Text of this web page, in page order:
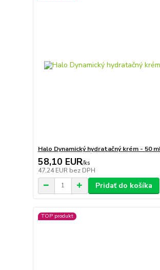
Halo Dynamický hydratačný krém - 50
58,10 EUR/ks
47,24 EUR bez DPH
Pridať do košíka
TOP produkt